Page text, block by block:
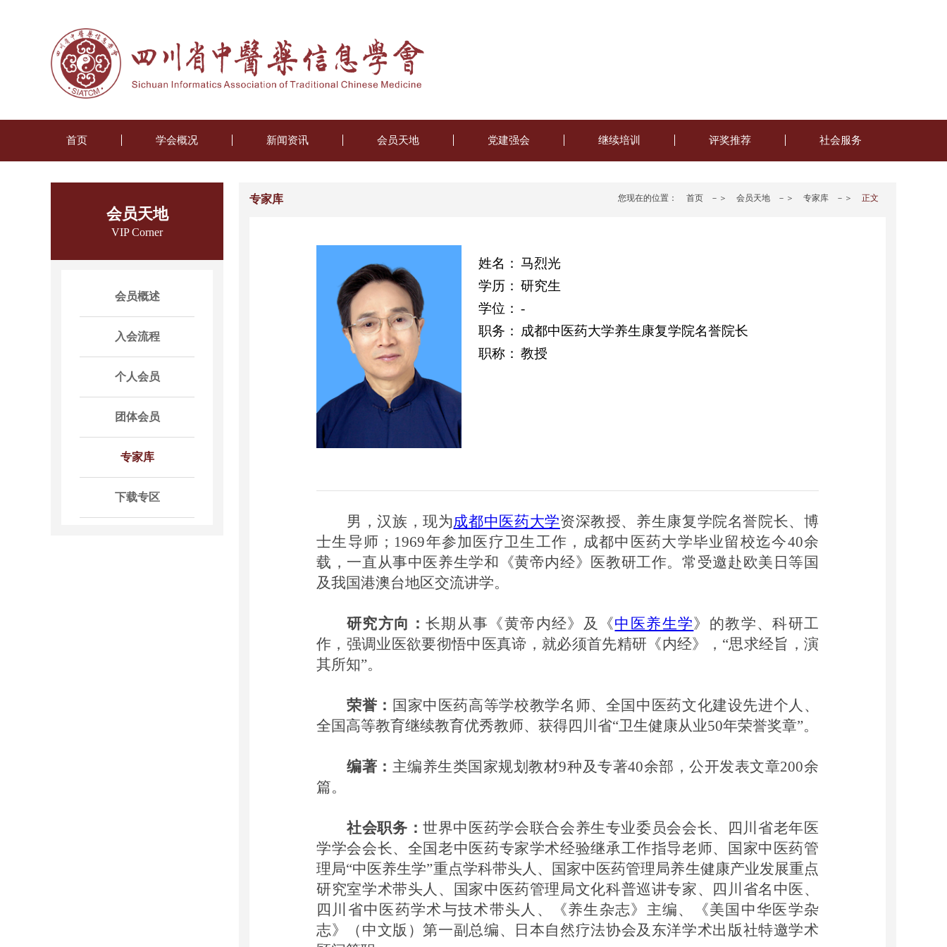
首页 学会概况 新闻资讯 会员天地 党建强会 继续培训 评奖推荐 社会服务
会员天地
VIP Corner
会员概述
入会流程
个人会员
团体会员
专家库
下载专区
专家库 您现在的位置： 首页 －＞ 会员天地 －＞ 专家库 －＞ 正文
姓名： 马烈光
学历： 研究生
学位： -
职务：
成都中医药大学养生康复学院名誉院长
职称： 教授
男，汉族，现为成都中医药大学资深教授、养生康复学院名誉院长、博
士生导师； 1969年参加医疗卫生工作，成都中医药大学毕业留校迄今40余
载，一直从事中医养生学和《黄帝内经》医教研工作。常受邀赴欧美日等国
及我国港澳台地区交流讲学。
研究方向： 长期从事《黄帝内经》及《中医养生学》的教学、科研工
作，强调业医欲要彻悟中医真谛，就必须首先精研《内经》， “思求经旨，演
其所知”。
荣誉： 国家中医药高等学校教学名师、全国中医药文化建设先进个人、
全国高等教育继续教育优秀教师、获得四川省“卫生健康从业50年荣誉奖章”。
编著： 主编养生类国家规划教材9种及专著40余部，公开发表文章200余
篇。
社会职务：世界中医药学会联合会养生专业委员会会长、四川省老年医
学学会会长、全国老中医药专家学术经验继承工作指导老师、国家中医药管
理局“中医养生学”重点学科带头人、国家中医药管理局养生健康产业发展重点
研究室学术带头人、国家中医药管理局文化科普巡讲专家、四川省名中医、
四川省中医药学术与技术带头人、《养生杂志》主编、《美国中华医学杂
志》（中文版）第一副总编、日本自然疗法协会及东洋学术出版社特邀学术